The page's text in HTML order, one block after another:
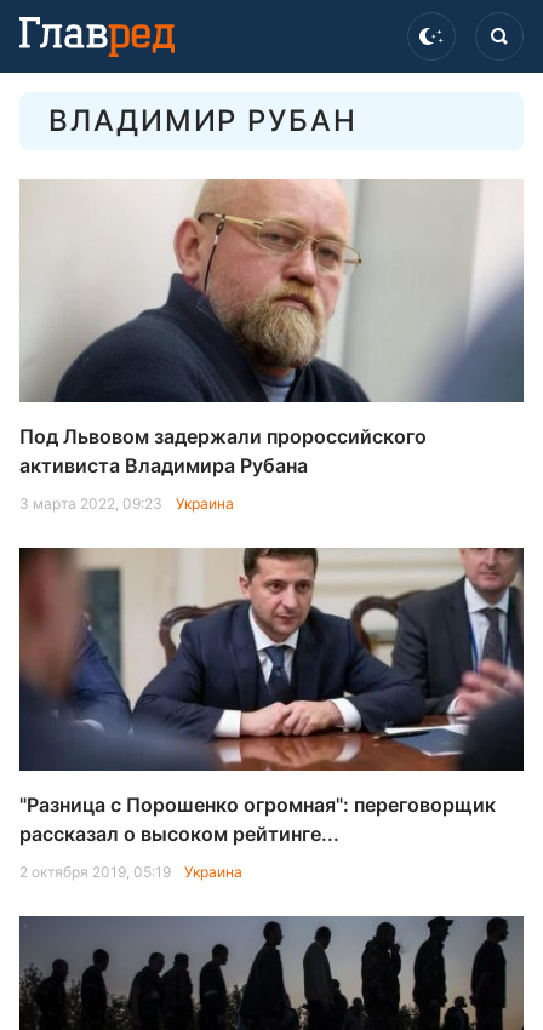
ВЛАДИМИР РУБАН
Под Львовом задержали пророссийского
активиста Владимира Рубана
3 марта 2022, 09:23 Украина
"Разница с Порошенко огромная": переговорщик
рассказал о высоком рейтинге...
2 октября 2019, 05:19 Украина